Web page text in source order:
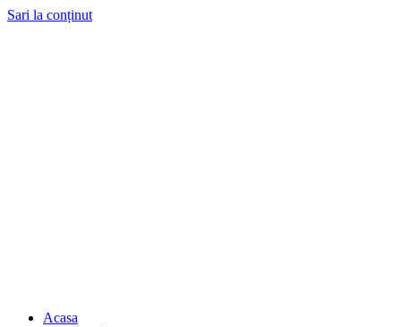
Sari la conținut